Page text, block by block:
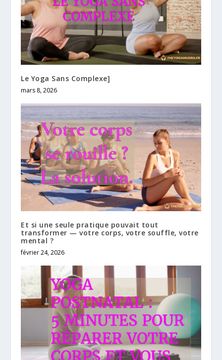
Le Yoga Sans Complexe]
mars 8, 2026
Et si une seule pratique pouvait tout
transformer — votre corps, votre souffle, votre
mental ?
février 24, 2026